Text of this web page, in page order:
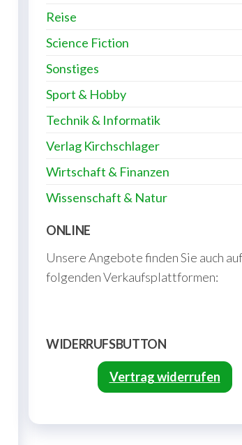
Reise
Science Fiction
Sonstiges
Sport & Hobby
Technik & Informatik
Verlag Kirchschlager
Wirtschaft & Finanzen
Wissenschaft & Natur
ONLINE
Unsere Angebote finden Sie auch auf
folgenden Verkaufsplattformen:
WIDERRUFSBUTTON
Vertrag widerrufen